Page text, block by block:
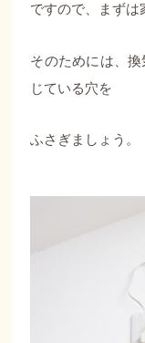
ですので、まずは
そのためには、
じている穴を
ふさぎましょう。